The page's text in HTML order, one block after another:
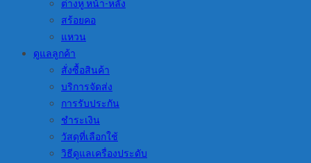
ต่างหู หน้า-หลัง
สร้อยคอ
แหวน
ดูแลลูกค้า
สั่งซื้อสินค้า
บริการจัดส่ง
การรับประกัน
ชำระเงิน
วัสดุที่เลือกใช้
วิธีดูแลเครื่องประดับ